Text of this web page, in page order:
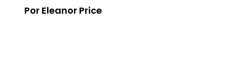
Por Eleanor Price